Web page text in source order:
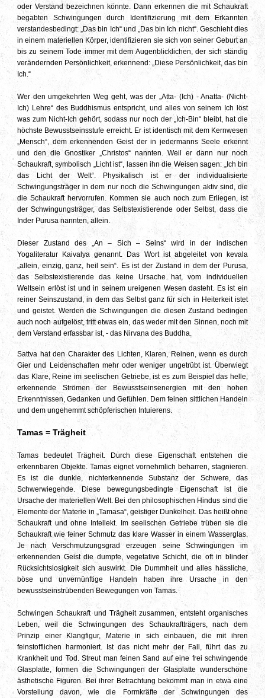
oder Verstand bezeichnen könnte. Dann erkennen die mit Schaukraft
begabten Schwingungen durch Identifizierung mit dem Erkannten
verstandesbedingt: „Das bin Ich“ und „Das bin Ich nicht“. Geschieht dies
in einem materiellen Körper, identifizieren sie sich von seiner Geburt an
bis zu seinem Tode immer mit dem Augenblicklichen, der sich ständig
verändernden Persönlichkeit, erkennend: „Diese Persönlichkeit, das bin
Ich.“
Wer den umgekehrten Weg geht, was der „Atta- (Ich) - Anatta- (Nicht-
Ich) Lehre“ des Buddhismus entspricht, und alles von seinem Ich löst
was zum Nicht-Ich gehört, sodass nur noch der „Ich-Bin“ bleibt, hat die
höchste Bewusstseinsstufe erreicht. Er ist identisch mit dem Kernwesen
„Mensch“, dem erkennenden Geist der in jedermanns Seele erkennt
und den die Gnostiker „Christos“ nannten. Weil er dann nur noch
Schaukraft, symbolisch „Licht ist“, lassen ihn die Weisen sagen: „Ich bin
das Licht der Welt“. Physikalisch ist er der individualisierte
Schwingungsträger in dem nur noch die Schwingungen aktiv sind, die
die Schaukraft hervorrufen. Kommen sie auch noch zum Erliegen, ist
der Schwingungsträger, das Selbstexistierende oder Selbst, dass die
Inder Purusa nannten, allein.
Dieser Zustand des „An – Sich – Seins“ wird in der indischen
Yogaliteratur Kaivalya genannt. Das Wort ist abgeleitet von kevala
„allein, einzig, ganz, heil sein“. Es ist der Zustand in dem der Purusa,
das Selbstexistierende das keine Ursache hat, vom individuellen
Weltsein erlöst ist und in seinem ureigenen Wesen dasteht. Es ist ein
reiner Seinszustand, in dem das Selbst ganz für sich in Heiterkeit istet
und geistet. Werden die Schwingungen die diesen Zustand bedingen
auch noch aufgelöst, tritt etwas ein, das weder mit den Sinnen, noch mit
dem Verstand erfassbar ist, - das Nirvana des Buddha.
Sattva hat den Charakter des Lichten, Klaren, Reinen, wenn es durch
Gier und Leidenschaften mehr oder weniger ungetrübt ist. Überwiegt
das Klare, Reine im seelischen Getriebe, ist es zum Beispiel das helle,
erkennende Strömen der Bewusstseinsenergien mit den hohen
Erkenntnissen, Gedanken und Gefühlen. Dem feinen sittlichen Handeln
und dem ungehemmt schöpferischen Intuierens.
Tamas = Trägheit
Tamas bedeutet Trägheit. Durch diese Eigenschaft entstehen die
erkennbaren Objekte. Tamas eignet vornehmlich beharren, stagnieren.
Es ist die dunkle, nichterkennende Substanz der Schwere, das
Schwerwiegende. Diese bewegungsbedingte Eigenschaft ist die
Ursache der materiellen Welt. Bei den philosophischen Hindus sind die
Elemente der Materie in „Tamasa“, geistiger Dunkelheit. Das heißt ohne
Schaukraft und ohne Intellekt. Im seelischen Getriebe trüben sie die
Schaukraft wie feiner Schmutz das klare Wasser in einem Wasserglas.
Je nach Verschmutzungsgrad erzeugen seine Schwingungen im
erkennenden Geist die dumpfe, vegetative Schicht, die oft in blinder
Rücksichtslosigkeit sich auswirkt. Die Dummheit und alles hässliche,
böse und unvernünftige Handeln haben ihre Ursache in den
bewusstseinstrübenden Bewegungen von Tamas.
Schwingen Schaukraft und Trägheit zusammen, entsteht organisches
Leben, weil die Schwingungen des Schaukraftträgers, nach dem
Prinzip einer Klangfigur, Materie in sich einbauen, die mit ihren
feinstofflichen harmoniert. Ist das nicht mehr der Fall, führt das zu
Krankheit und Tod. Streut man feinen Sand auf eine frei schwingende
Glasplatte, formen die Schwingungen der Glasplatte wunderschöne
ästhetische Figuren. Bei ihrer Betrachtung bekommt man in etwa eine
Vorstellung davon, wie die Formkräfte der Schwingungen des